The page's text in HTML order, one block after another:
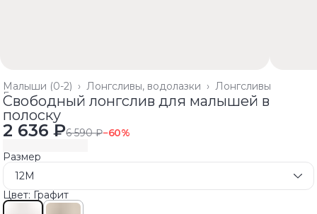
Лонгсливы
Лонгсливы, водолазки ›
Малыши (0-2) ›
Главная ›
Свободный лонгслив для малышей в
полоску
2 636 ₽6 590 ₽−60%
Размер
12M
Цвет: Графит